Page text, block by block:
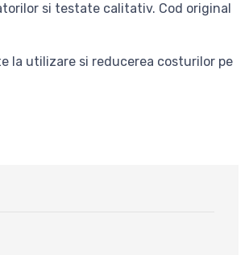
si testate calitativ. Cod original
la utilizare si reducerea costurilor pe